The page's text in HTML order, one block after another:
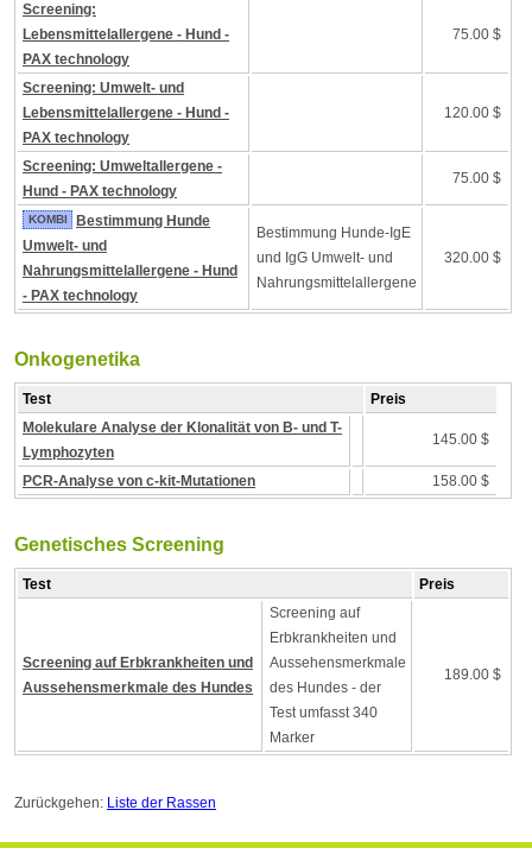
Screening:
Lebensmittelallergene - Hund -
PAX technology
75.00 $
Screening: Umwelt- und
Lebensmittelallergene - Hund -
PAX technology
120.00 $
Screening: Umweltallergene -
Hund - PAX technology
75.00 $
KOMBI
Bestimmung Hunde
Umwelt- und
Nahrungsmittelallergene - Hund
- PAX technology
Bestimmung Hunde-IgE
und IgG Umwelt- und
Nahrungsmittelallergene
320.00 $
Onkogenetika
Test
Preis
Molekulare Analyse der Klonalität von B- und T-
Lymphozyten
145.00 $
PCR-Analyse von c-kit-Mutationen 158.00 $
Genetisches Screening
Test Preis
Screening auf Erbkrankheiten und
Aussehensmerkmale des Hundes
Screening auf
Erbkrankheiten und
Aussehensmerkmale
des Hundes - der
Test umfasst 340
Marker
189.00 $
Zurückgehen: Liste der Rassen